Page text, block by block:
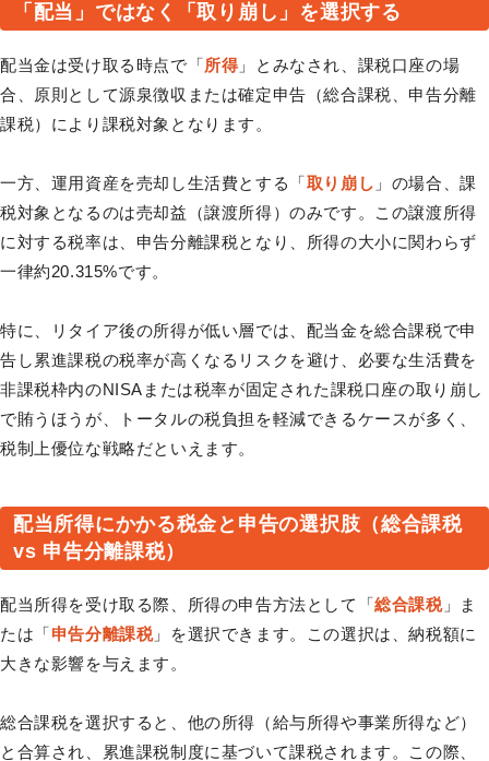
「配当」ではなく「取り崩し」を選択する
配当金は受け取る時点で「所得」とみなされ、課税口座の場
合、原則として源泉徴収または確定申告（総合課税、申告分離
課税）により課税対象となります。
一方、運用資産を売却し生活費とする「取り崩し 」の場合、課
税対象となるのは売却益（譲渡所得）のみです。この譲渡所得
に対する税率は、申告分離課税となり、所得の大小に関わらず
一律約20.315%です。
特に、リタイア後の所得が低い層では、配当金を総合課税で申
告し累進課税の税率が高くなるリスクを避け、必要な生活費を
非課税枠内のNISAまたは税率が固定された課税口座の取り崩し
で賄うほうが、トータルの税負担を軽減できるケースが多く、
税制上優位な戦略だといえます。
配当所得にかかる税金と申告の選択肢（総合課税
vs 申告分離課税）
配当所得を受け取る際、所得の申告方法として「総合課税」ま
たは「申告分離課税」を選択できます。この選択は、納税額に
大きな影響を与えます。
総合課税を選択すると、他の所得（給与所得や事業所得など）
と合算され、累進課税制度に基づいて課税されます。この際、